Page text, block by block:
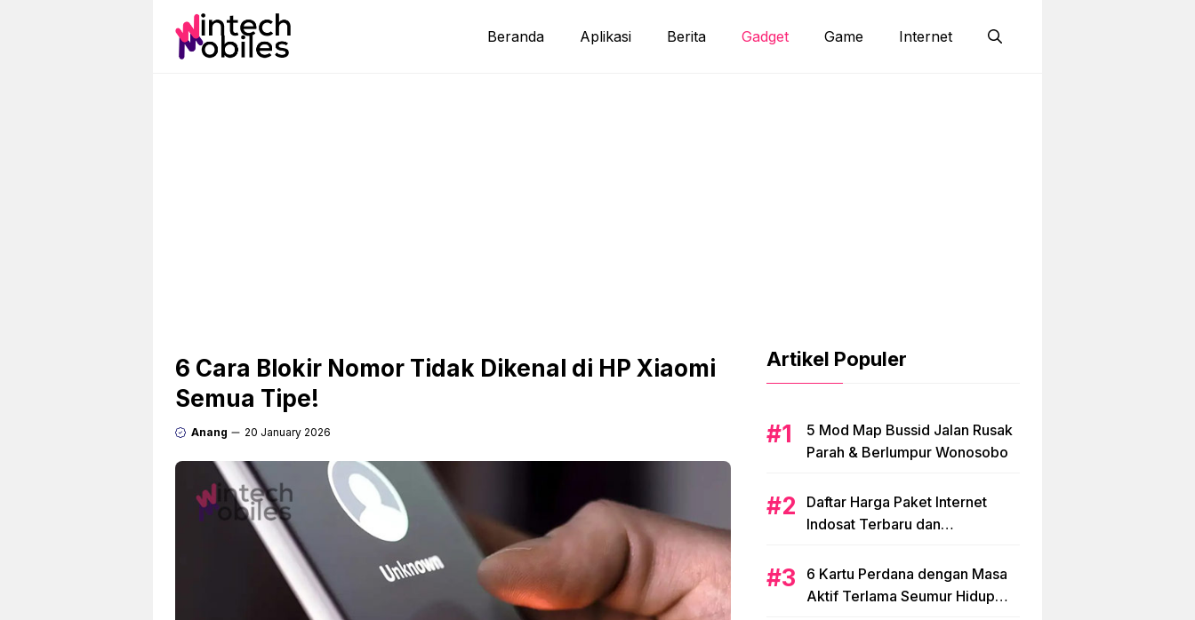
Beranda Aplikasi Berita Gadget Game Internet
6 Cara Blokir Nomor Tidak Dikenal di HP Xiaomi
Semua Tipe!
Anang 20 January 2026
Artikel Populer
5 Mod Map Bussid Jalan Rusak
Parah & Berlumpur Wonosobo
Daftar Harga Paket Internet
Indosat Terbaru dan
6 Kartu Perdana dengan Masa
Aktif Terlama Seumur Hidup